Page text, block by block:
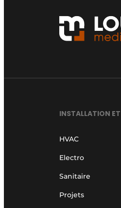
INSTALLATION
HVAC
Electro
Sanitaire
Projets